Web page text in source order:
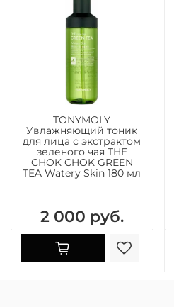
TONYMOLY
Увлажняющий тоник
для лица с экстрактом
зеленого чая THE
CHOK CHOK GREEN
TEA Watery Skin 180 мл
2 000 руб.